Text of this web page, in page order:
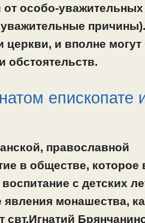
от особо-
и вполне могут
обстоятельств.
епископате
православной
в обществе, которое
с детских
монашества,
свт.Игнатий